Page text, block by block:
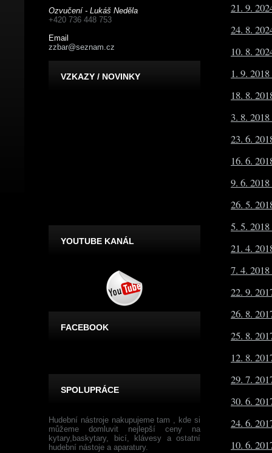
21. 9.
24. 8.
10. 8.
1. 9.
18. 8.
3. 8.
23. 6.
16. 6.
9. 6.
26. 5.
5. 5.
21. 4.
7. 4.
22. 9.
26. 8.
25. 8.
12. 8.
29. 7.
30. 6.
24. 6.
10. 6.
Ozvučení - Lukáš Neděla
+420 736 448 753
Email
zzbar@seznam.cz
VZKAZY / NOVINKY
YOUTUBE KANÁL
FACEBOOK
SPOLUPRÁCE
Hudební nástroje nakupujeme tam , kde si
můžeme domluvit nejlepší ceny na
kytary,baskytary, bicí, klávesy a ostatní
hudební nástoje a aparatury.